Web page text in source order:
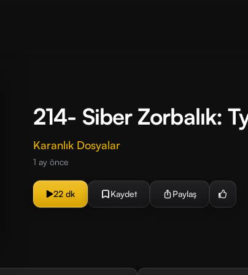
214- Siber Zorbalık:
Karanlık Dosyalar
1 ay önce
22 dk Kaydet Paylaş